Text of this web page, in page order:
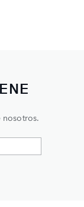
nosotros.